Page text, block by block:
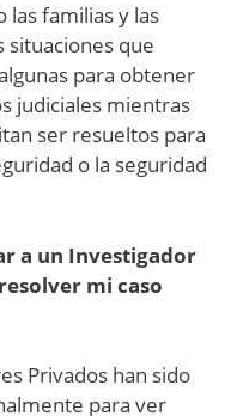
familias y las
situaciones que
para obtener
judiciales mientras
ser resueltos para
o la seguridad
a un Investigador
mi caso
Privados han sido
para ver